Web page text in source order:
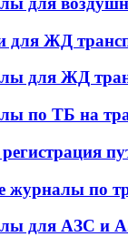
для ЖД
для ЖД
по ТБ на
журналы по
для АЗС и